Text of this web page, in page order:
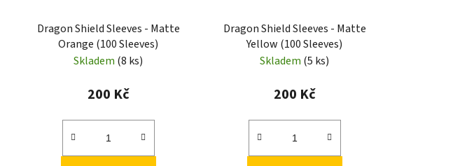
Dragon Shield Sleeves - Matte
Orange (100 Sleeves)
Skladem (8 ks)
200 Kč
Dragon Shield Sleeves - Matte
Yellow (100 Sleeves)
Skladem (5 ks)
200 Kč